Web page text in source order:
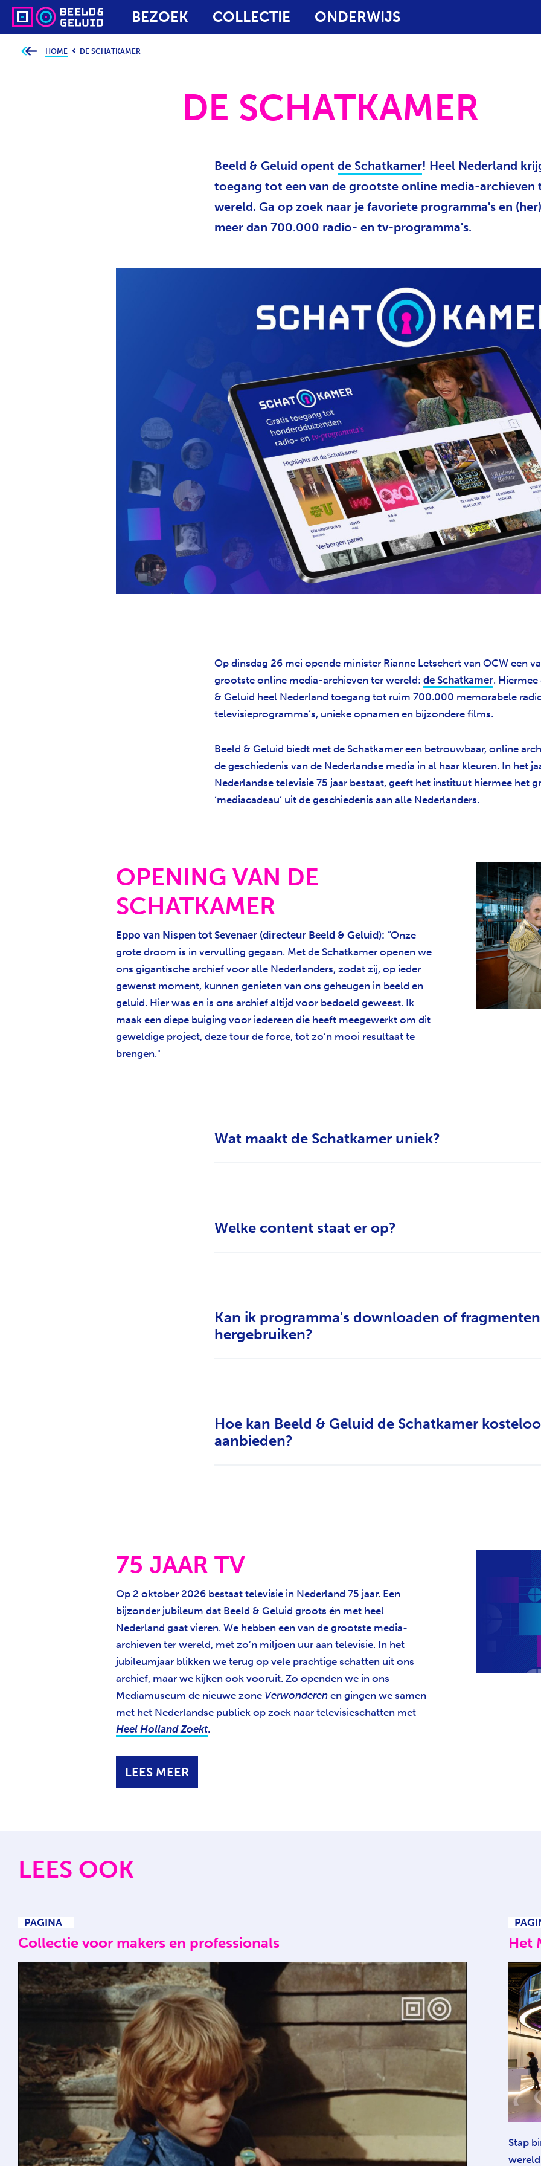
BEZOEK COLLECTIE ONDERWIJS
J
HOME DE SCHATKAMER
DE SCHATKAMER
Beeld & Geluid opent de Schatkamer! Heel Nederland
toegang tot een van de grootste online media-archieven
wereld. Ga op zoek naar je favoriete programma's en
meer dan 700.000 radio- en tv-programma's.
Op dinsdag 26 mei opende minister Rianne Letschert van OCW een
grootste online media-archieven ter wereld: de Schatkamer.
& Geluid heel Nederland toegang tot ruim 700.000 memorabele
televisieprogramma’s, unieke opnamen en bijzondere films.
Beeld & Geluid biedt met de Schatkamer een betrouwbaar, online
de geschiedenis van de Nederlandse media in al haar kleuren. In het
Nederlandse televisie 75 jaar bestaat, geeft het instituut hiermee het
‘mediacadeau’ uit de geschiedenis aan alle Nederlanders.
OPENING VAN DE
SCHATKAMER
Eppo van Nispen tot Sevenaer (directeur Beeld & Geluid): "Onze
grote droom is in vervulling gegaan. Met de Schatkamer openen we
ons gigantische archief voor alle Nederlanders, zodat zij, op ieder
gewenst moment, kunnen genieten van ons geheugen in beeld en
geluid. Hier was en is ons archief altijd voor bedoeld geweest. Ik
maak een diepe buiging voor iedereen die heeft meegewerkt om dit
geweldige project, deze tour de force, tot zo’n mooi resultaat te
brengen."
Wat maakt de Schatkamer uniek?
Welke content staat er op?
Kan ik programma's downloaden of fragmenten
hergebruiken?
Hoe kan Beeld & Geluid de Schatkamer
aanbieden?
75 JAAR TV
Op 2 oktober 2026 bestaat televisie in Nederland 75 jaar. Een
bijzonder jubileum dat Beeld & Geluid groots én met heel
Nederland gaat vieren. We hebben een van de grootste media-
archieven ter wereld, met zo’n miljoen uur aan televisie. In het
jubileumjaar blikken we terug op vele prachtige schatten uit ons
archief, maar we kijken ook vooruit. Zo openden we in ons
Mediamuseum de nieuwe zone Verwonderen en gingen we samen
met het Nederlandse publiek op zoek naar televisieschatten met
Heel Holland Zoekt.
LEES MEER
LEES OOK
PAGINA
Collectie voor makers en professionals Het
Stap